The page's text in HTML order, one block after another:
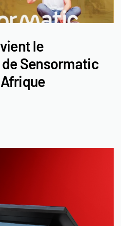
le
Sensormatic